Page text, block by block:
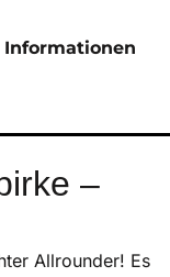
–
Allrounder! Es